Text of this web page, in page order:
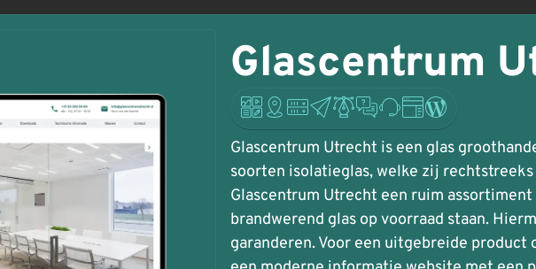
Glascentrum
Glascentrum Utrecht is een glas
soorten isolatieglas, welke zij
Glascentrum Utrecht een ruim
brandwerend glas op voorraad staan.
garanderen. Voor een uitgebreide